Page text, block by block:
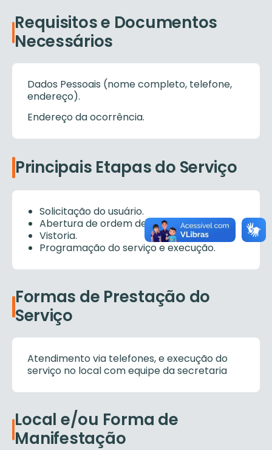
Requisitos e Documentos
Necessários
Dados Pessoais (nome completo, telefone,
endereço).
Endereço da ocorrência.
Principais Etapas do Serviço
Solicitação do usuário.
Abertura de ordem de serviço (O.S).
Vistoria.
Programação do serviço e execução.
Formas de Prestação do
Serviço
Atendimento via telefones, e execução do
serviço no local com equipe da secretaria
Local e/ou Forma de
Manifestação